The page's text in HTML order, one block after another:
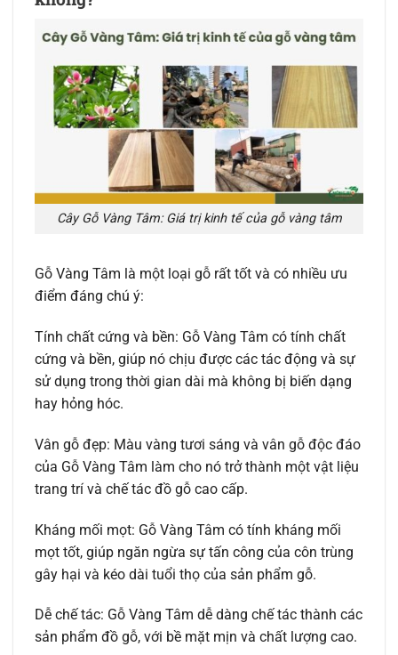
Cây Gỗ Vàng Tâm: Giá trị kinh tế của gỗ vàng tâm
Gỗ Vàng Tâm là một loại gỗ rất tốt và có nhiều ưu
điểm đáng chú ý:
Tính chất cứng và bền: Gỗ Vàng Tâm có tính chất
cứng và bền, giúp nó chịu được các tác động và sự
sử dụng trong thời gian dài mà không bị biến dạng
hay hỏng hóc.
Vân gỗ đẹp: Màu vàng tươi sáng và vân gỗ độc đáo
của Gỗ Vàng Tâm làm cho nó trở thành một vật liệu
trang trí và chế tác đồ gỗ cao cấp.
Kháng mối mọt: Gỗ Vàng Tâm có tính kháng mối
mọt tốt, giúp ngăn ngừa sự tấn công của côn trùng
gây hại và kéo dài tuổi thọ của sản phẩm gỗ.
Dễ chế tác: Gỗ Vàng Tâm dễ dàng chế tác thành các
sản phẩm đồ gỗ, với bề mặt mịn và chất lượng cao.